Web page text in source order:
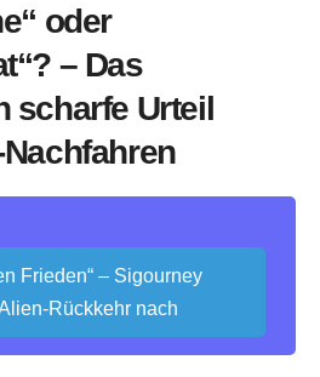
oder
– Das
scharfe Urteil
Frieden“ – Sigourney
Rückkehr nach